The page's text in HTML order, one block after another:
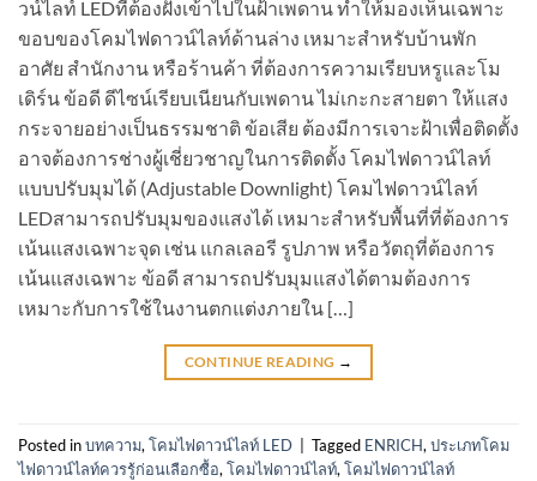
วน์ไลท์ LEDที่ต้องฝังเข้าไปในฝ้าเพดาน ทำให้มองเห็นเฉพาะ
ขอบของโคมไฟดาวน์ไลท์ด้านล่าง เหมาะสำหรับบ้านพัก
อาศัย สำนักงาน หรือร้านค้า ที่ต้องการความเรียบหรูและโม
เดิร์น ข้อดี ดีไซน์เรียบเนียนกับเพดาน ไม่เกะกะสายตา ให้แสง
กระจายอย่างเป็นธรรมชาติ ข้อเสีย ต้องมีการเจาะฝ้าเพื่อติดตั้ง
อาจต้องการช่างผู้เชี่ยวชาญในการติดตั้ง โคมไฟดาวน์ไลท์
แบบปรับมุมได้ (Adjustable Downlight) โคมไฟดาวน์ไลท์
LEDสามารถปรับมุมของแสงได้ เหมาะสำหรับพื้นที่ที่ต้องการ
เน้นแสงเฉพาะจุด เช่น แกลเลอรี รูปภาพ หรือวัตถุที่ต้องการ
เน้นแสงเฉพาะ ข้อดี สามารถปรับมุมแสงได้ตามต้องการ
เหมาะกับการใช้ในงานตกแต่งภายใน […]
CONTINUE READING →
Posted inบทความ, โคมไฟดาวน์ไลท์ LED Tagged ENRICH, ประเภทโคม
ไฟดาวน์ไลท์ควรรู้ก่อนเลือกซื้อ, โคมไฟดาวน์ไลท์, โคมไฟดาวน์ไลท์